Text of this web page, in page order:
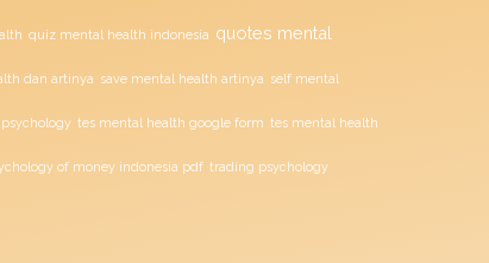
quiz mental health indonesia quotes mental
dan artinya save mental health artinya self mental
psychology tes mental health google form tes mental health
of money indonesia pdf trading psychology